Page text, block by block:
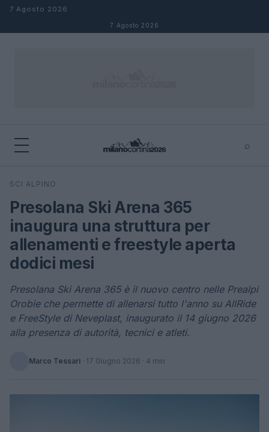
Salta al contenuto
7 Agosto 2026
7 Agosto 2026
⌕
Cerca
SCI ALPINO
Presolana Ski Arena 365
inaugura una struttura per
allenamenti e freestyle aperta
dodici mesi
Presolana Ski Arena 365 è il nuovo centro nelle Prealpi
Orobie che permette di allenarsi tutto l'anno su AllRide
e FreeStyle di Neveplast, inaugurato il 14 giugno 2026
alla presenza di autorità, tecnici e atleti.
Marco Tessari · 17 Giugno 2026 · 4 min